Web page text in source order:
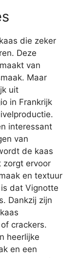
die zeker
Deze
van
Maar
uit
in Frankrijk
interessant
van
de kaas
zorgt ervoor
en textuur
dat Vignotte
Dankzij zijn
crackers.
heerlijke
en een